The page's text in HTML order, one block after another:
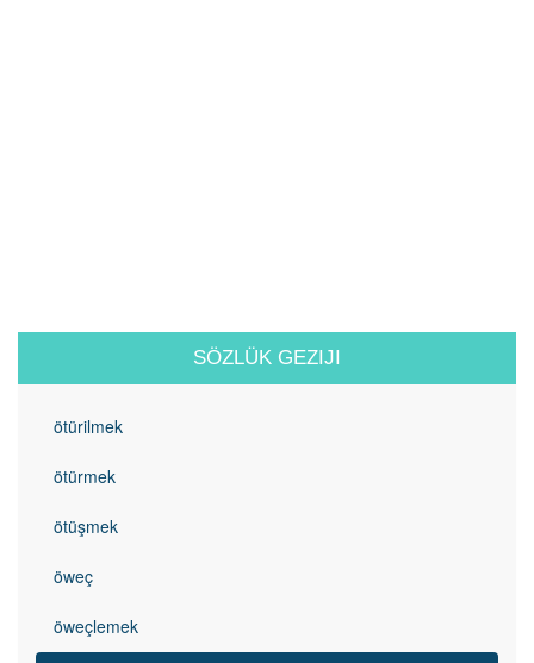
SÖZLÜK GEZIJI
ötürilmek
ötürmek
ötüşmek
öweç
öweçlemek